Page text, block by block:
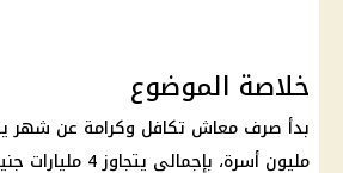
خلاصة الموضوع
بدأ صرف معاش تكافل وكرامة
مليون أسرة، بإجمالي يتجاوز 4 مليارات جنيه. ويتاح الصرف عبر